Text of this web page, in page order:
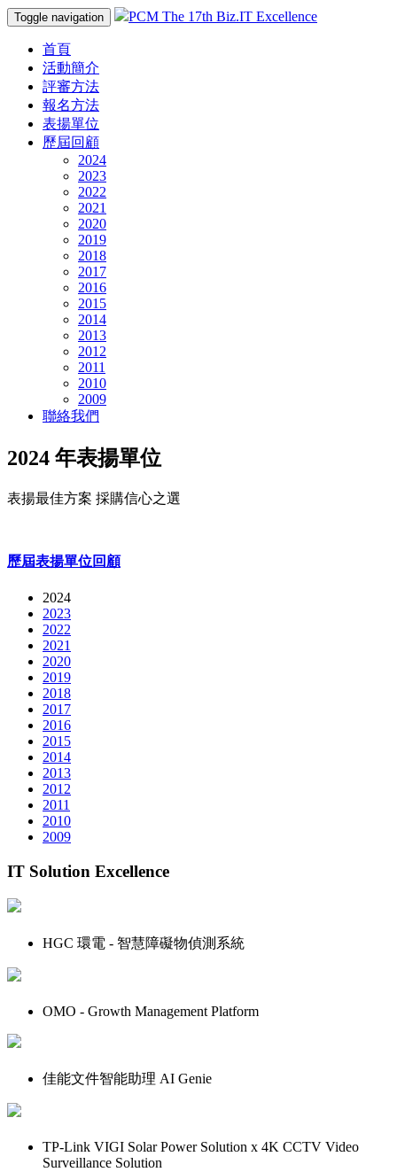
Toggle navigation PCM The 17th Biz.IT Excellence
首頁
活動簡介
評審方法
報名方法
表揚單位
歷屆回顧
2024
2023
2022
2021
2020
2019
2018
2017
2016
2015
2014
2013
2012
2011
2010
2009
聯絡我們
2024 年表揚單位
表揚最佳方案 採購信心之選
歷屆表揚單位回顧
2024
2023
2022
2021
2020
2019
2018
2017
2016
2015
2014
2013
2012
2011
2010
2009
IT Solution Excellence
HGC 環電 - 智慧障礙物偵測系統
OMO - Growth Management Platform
佳能文件智能助理 AI Genie
TP-Link VIGI Solar Power Solution x 4K CCTV Video
Surveillance Solution